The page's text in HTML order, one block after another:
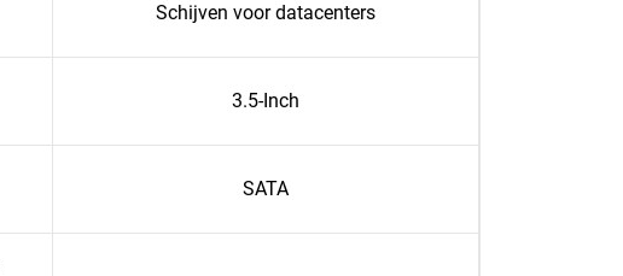
Schijven voor datacenters
3.5-Inch
SATA